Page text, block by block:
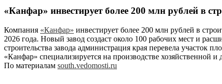
«Канфар» инвестирует более 200 млн рублей в
Компания «Канфар» инвестирует более 200 млн рублей в
2026 года. Новый завод создаст около 100 рабочих мест и
строительства завода администрация края перевела участок
«Канфар» специализируется на производстве хозяйственной
По материалам south.vedomosti.ru